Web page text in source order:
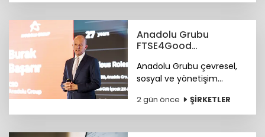
konusunda iddialı.
Anadolu Grubu
FTSE4Good
Anadolu Grubu çevresel,
sosyal ve yönetişim
yaklaşımı ile FTSE4Good
Endeksi’nde.
2 gün önce ŞİRKETLER